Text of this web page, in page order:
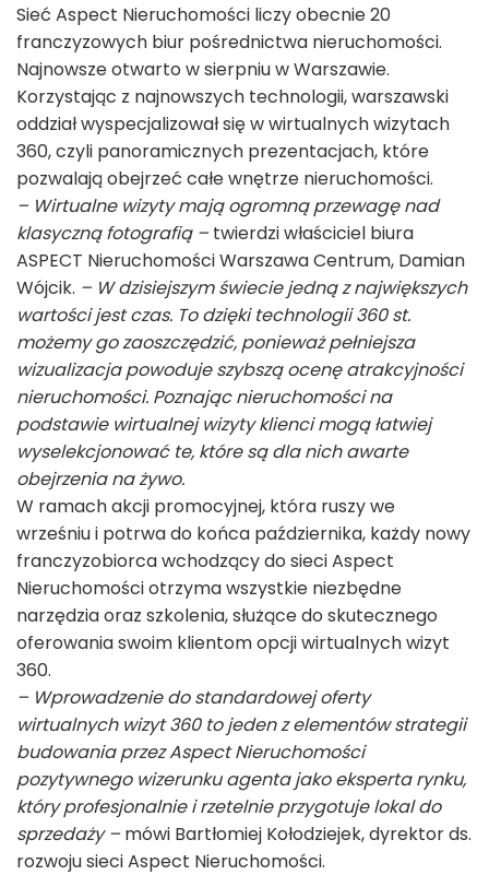
Sieć Aspect Nieruchomości liczy obecnie 20
franczyzowych biur pośrednictwa nieruchomości.
Najnowsze otwarto w sierpniu w Warszawie.
Korzystając z najnowszych technologii, warszawski
oddział wyspecjalizował się w wirtualnych wizytach
360, czyli panoramicznych prezentacjach, które
pozwalają obejrzeć całe wnętrze nieruchomości.
– Wirtualne wizyty mają ogromną przewagę nad
klasyczną fotografią – twierdzi właściciel biura
ASPECT Nieruchomości Warszawa Centrum, Damian
Wójcik. – W dzisiejszym świecie jedną z największych
wartości jest czas. To dzięki technologii 360 st.
możemy go zaoszczędzić, ponieważ pełniejsza
wizualizacja powoduje szybszą ocenę atrakcyjności
nieruchomości. Poznając nieruchomości na
podstawie wirtualnej wizyty klienci mogą łatwiej
wyselekcjonować te, które są dla nich awarte
obejrzenia na żywo.
W ramach akcji promocyjnej, która ruszy we
wrześniu i potrwa do końca października, każdy nowy
franczyzobiorca wchodzący do sieci Aspect
Nieruchomości otrzyma wszystkie niezbędne
narzędzia oraz szkolenia, służące do skutecznego
oferowania swoim klientom opcji wirtualnych wizyt
360.
– Wprowadzenie do standardowej oferty
wirtualnych wizyt 360 to jeden z elementów strategii
budowania przez Aspect Nieruchomości
pozytywnego wizerunku agenta jako eksperta rynku,
który profesjonalnie i rzetelnie przygotuje lokal do
sprzedaży – mówi Bartłomiej Kołodziejek, dyrektor ds.
rozwoju sieci Aspect Nieruchomości.